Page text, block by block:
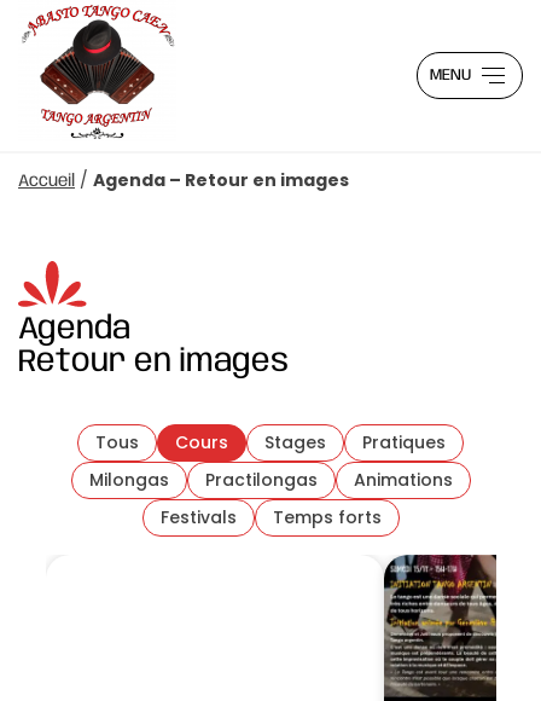
MENU
Accueil / Agenda – Retour en images
Agenda
Retour en images
Tous Cours Stages
Pratiques
Milongas
Practilongas
Animations
Festivals
Temps forts